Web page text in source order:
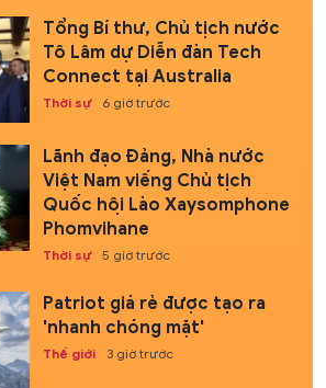
Tổng Bí thư, Chủ tịch nước
Tô Lâm dự Diễn đàn Tech
Connect tại Australia
Thời sự 6 giờ trước
Lãnh đạo Đảng, Nhà nước
Việt Nam viếng Chủ tịch
Quốc hội Lào Xaysomphone
Phomvihane
Thời sự 5 giờ trước
Patriot giá rẻ được tạo ra
'nhanh chóng mặt'
Thế giới 3 giờ trước